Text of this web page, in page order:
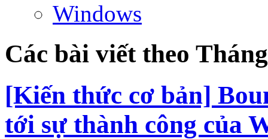
Windows
Các bài viết theo
[Kiến thức cơ bản]
tới sự thành công của